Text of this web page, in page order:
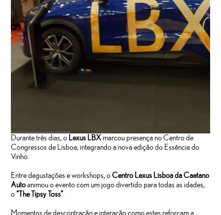
Durante três dias, o Lexus LBX marcou presença no Centro de
Congressos de Lisboa, integrando a nova edição do Essência do
Vinho.
Entre degustações e workshops, oCentro Lexus Lisboa da Caetano
Autoanimou o evento com um jogo divertido para todas as idades,
o“The Tipsy Toss”
Momentos de descontração e interação como estes reforçam a